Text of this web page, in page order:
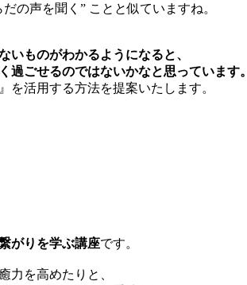
の声を聞く” ことと似ていますね。
いものがわかるようになると、
過ごせるのではないかなと思っています。
を活用する方法を提案いたします。
がりを学ぶ講座です。
力を高めたりと、